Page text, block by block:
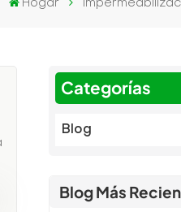
Hogar
Categorías
Blog
Blog Más